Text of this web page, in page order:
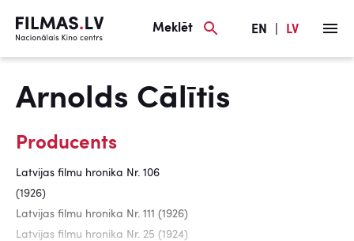
Meklēt EN LV
Arnolds Cālītis
Producents
Latvijas filmu hronika Nr. 106
(1926)
Latvijas filmu hronika Nr. 111 (1926)
Latvijas filmu hronika Nr. 25 (1924)